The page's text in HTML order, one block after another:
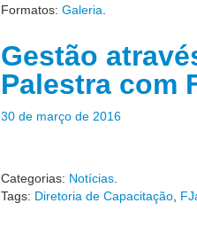
Formatos: Galeria
Gestão
Palestra com
30 de março de 2016
Categorias: Notícias
Tags: Diretoria de Capacitação